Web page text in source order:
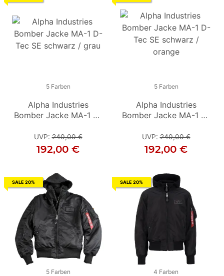
5 Farben
Alpha Industries
Bomber Jacke MA-1 D-
UVP:240,00 €
192,00 €
5 Farben
Alpha Industries
Bomber Jacke MA-1 D-
orange
UVP:240,00 €
192,00 €
5 Farben
Alpha Industries
Bomber Jacke MA-1 D-
orange
UVP:240,00 €
192,00 €
SALE 20%
5 Farben 5 Farben
SALE 20%
4 Farben